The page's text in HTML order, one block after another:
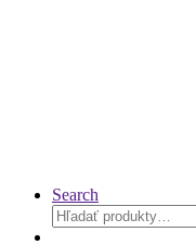
Search
Hľadať: